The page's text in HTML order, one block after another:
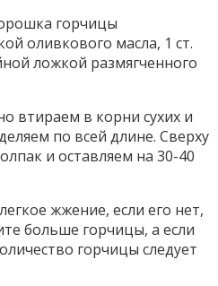
горчицы
оливкового масла, 1 ст.
ложкой размягченного
втираем в корни сухих и
по всей длине. Сверху
и оставляем на 30-40
жжение, если его нет,
больше горчицы, а если
горчицы следует